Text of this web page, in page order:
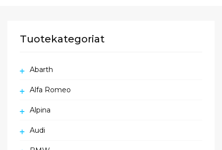
Tuotekategoriat
Abarth
Alfa Romeo
Alpina
Audi